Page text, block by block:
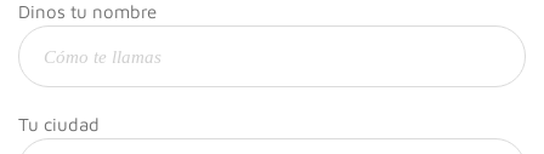
Dinos tu nombre
Tu ciudad